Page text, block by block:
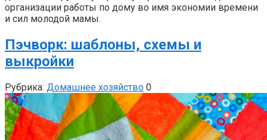
организации работы по дому во имя экономии времени
и сил молодой мамы.
Пэчворк: шаблоны, схемы и
выкройки
Рубрика: Домашнее хозяйство 0